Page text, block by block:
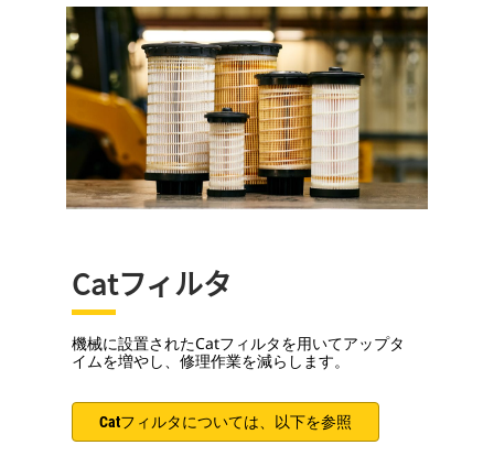
Catフィルタ
機械に設置されたCatフィルタを用いてアップタ
イムを増やし、修理作業を減らします。
Catフィルタについては、以下を参照